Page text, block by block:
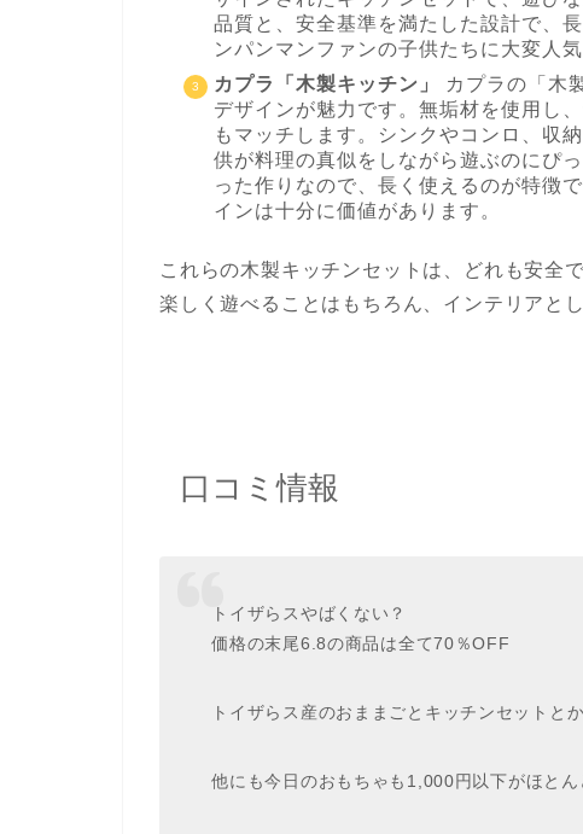
品質と、安全基準を満たした設計で、
ンパンマンファンの子供たちに大変人気
カプラ「木製キッチン」
カプラの「木
デザインが魅力です。無垢材を使用し
もマッチします。シンクやコンロ、収
供が料理の真似をしながら遊ぶのにぴ
った作りなので、長く使えるのが特徴
インは十分に価値があります。
これらの木製キッチンセットは、どれも安全
楽しく遊べることはもちろん、インテリアと
口コミ情報
トイザらスやばくない？
価格の末尾6.8の商品は全て70％OFF
トイザらス産のおままごとキッチンセットと
他にも今日のおもちゃも1,000円以下がほとん